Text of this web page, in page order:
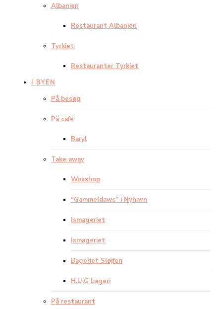
Albanien
Restaurant Albanien
Tyrkiet
Restauranter Tyrkiet
I BYEN
På besøg
På café
Baryl
Take away
Wokshop
“Gammeldaws” i Nyhavn
Ismageriet
Ismageriet
Bageriet Sløjfen
H.U.G bageri
På restaurant